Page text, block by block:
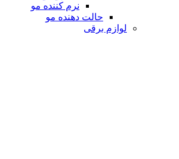
نرم کننده مو
حالت دهنده مو
لوازم برقی